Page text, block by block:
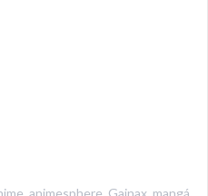
, animesphere, Gainax, mangá,